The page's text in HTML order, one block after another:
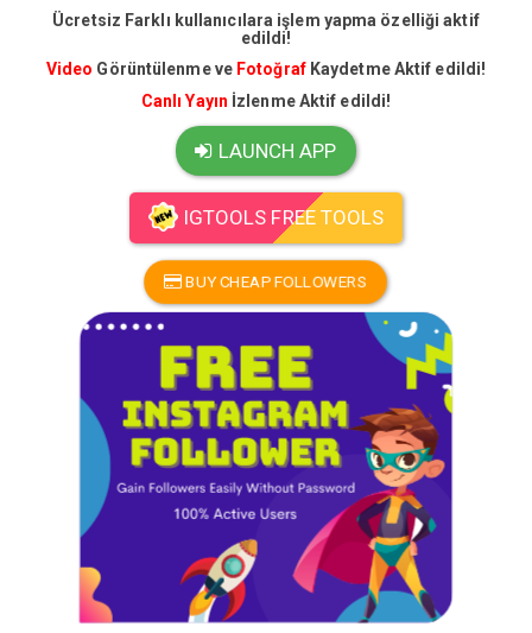
Ücretsiz Farklı kullanıcılara işlem yapma özelliği aktif
edildi!
Video Görüntülenme ve Fotoğraf Kaydetme Aktif edildi!
Canlı Yayın İzlenme Aktif edildi!
LAUNCH APP
IGTOOLS FREE TOOLS
BUY CHEAP FOLLOWERS